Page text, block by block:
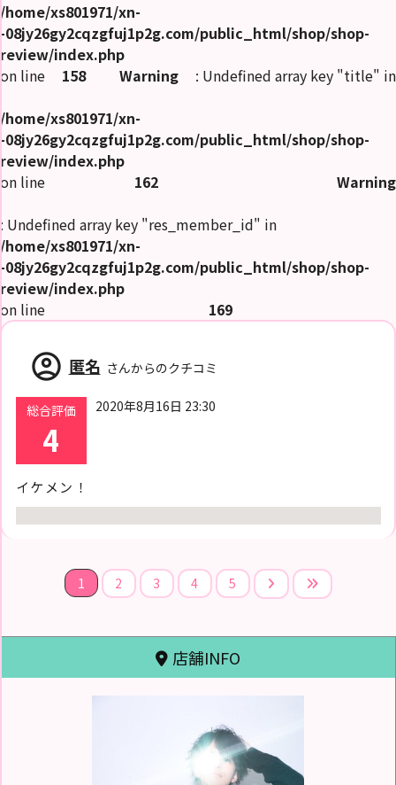
/home/xs801971/xn-
-08jy26gy2cqzgfuj1p2g.com/public_html/shop/shop-
review/index.php
on line
158 Warning
: Undefined array key "title" in
/home/xs801971/xn-
-08jy26gy2cqzgfuj1p2g.com/public_html/shop/shop-
review/index.php
on line
162
Warning
: Undefined array key "res_member_id" in
/home/xs801971/xn-
-08jy26gy2cqzgfuj1p2g.com/public_html/shop/shop-
review/index.php
on line
169
account_circle 匿名 さんからのクチコミ
総合評価
4
2020年8月16日 23:30
イケメン！
1 2 3 4 5
店舗INFO